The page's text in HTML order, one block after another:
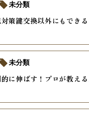
策鍵交換以外にもでき
未分類
に伸ばす！プロが教え
未分類